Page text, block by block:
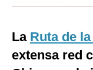
México
Internacional
La Ruta de
extensa red